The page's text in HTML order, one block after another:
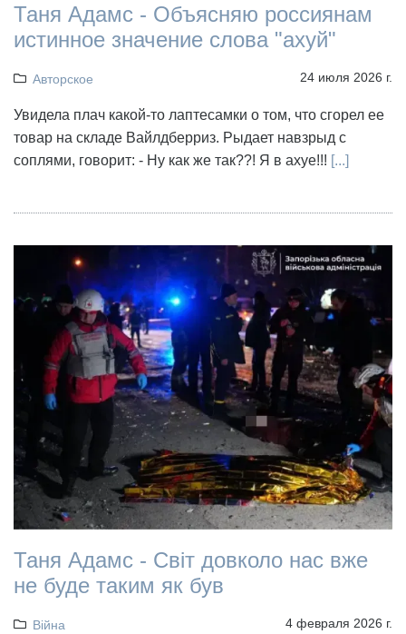
Таня Адамс - Объясняю россиянам
истинное значение слова "ахуй"
Авторское 24 июля 2026 г.
Увидела плач какой-то лаптесамки о том, что сгорел ее
товар на складе Вайлдберриз. Рыдает навзрыд с
соплями, говорит: - Ну как же так??! Я в ахуе!!! [...]
Таня Адамс - Світ довколо нас вже
не буде таким як був
Війна 4 февраля 2026 г.